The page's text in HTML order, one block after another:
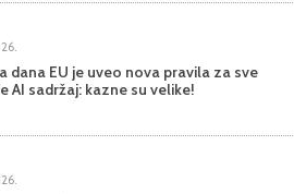
dana EU je uveo nova pravila za sve
AI sadržaj: kazne su velike!